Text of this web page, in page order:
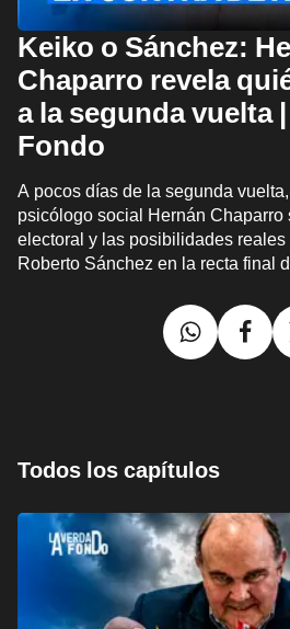
Keiko o Sánchez:
Chaparro revela
a la segunda vuelta
Fondo
A pocos días de la segunda
psicólogo social Hernán Chaparro
electoral y las posibilidades
Roberto Sánchez en la recta final
Todos los capítulos